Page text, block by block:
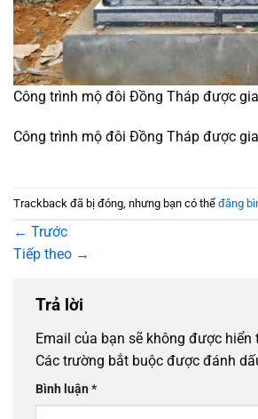
Công trình mộ đôi Đồng Tháp được
Công trình mộ đôi Đồng Tháp được
Trackback đã bị đóng, nhưng bạn có thể đăng
← Trước
Tiếp theo →
Trả lời
Email của bạn sẽ không được hiển
Các trường bắt buộc được đánh
Bình luận*